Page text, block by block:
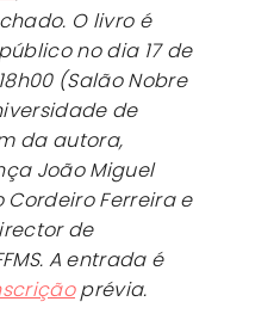
O livro é
no dia 17 de
(Salão Nobre
de
da autora,
João Miguel
Cordeiro Ferreira e
de
A entrada é
prévia.